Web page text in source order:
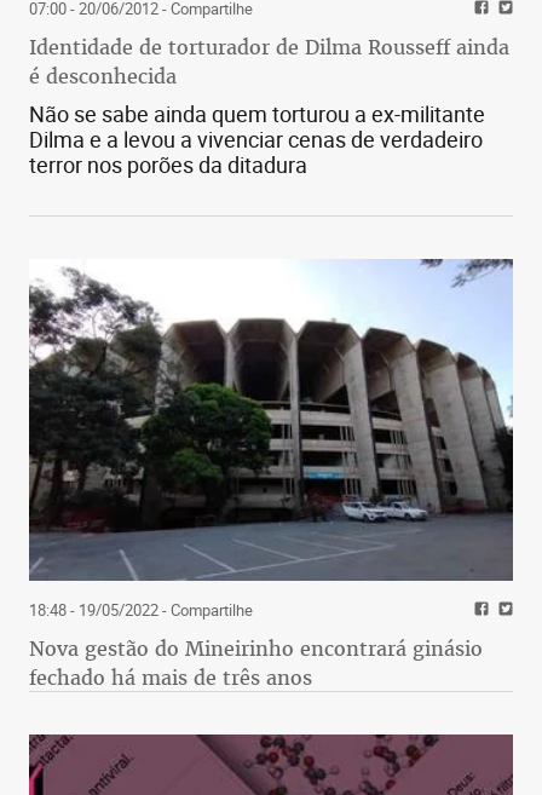
07:00 - 20/06/2012- Compartilhe
Identidade de torturador de Dilma Rousseff ainda
é desconhecida
Não se sabe ainda quem torturou a ex-militante
Dilma e a levou a vivenciar cenas de verdadeiro
terror nos porões da ditadura
18:48 - 19/05/2022- Compartilhe
Nova gestão do Mineirinho encontrará ginásio
fechado há mais de três anos